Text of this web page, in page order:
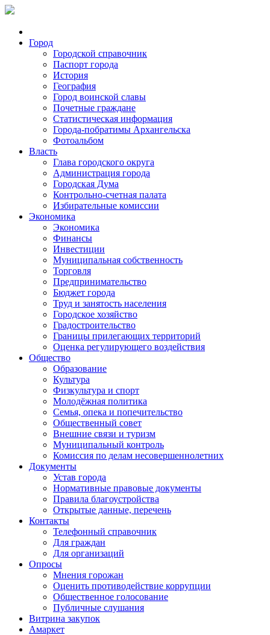
Город
Городской справочник
Паспорт города
История
География
Город воинской славы
Почетные граждане
Статистическая информация
Города-побратимы Архангельска
Фотоальбом
Власть
Глава городского округа
Администрация города
Городская Дума
Контрольно-счетная палата
Избирательные комиссии
Экономика
Экономика
Финансы
Инвестиции
Муниципальная собственность
Торговля
Предпринимательство
Бюджет города
Труд и занятость населения
Городское хозяйство
Градостроительство
Границы прилегающих территорий
Оценка регулирующего воздействия
Общество
Образование
Культура
Физкультура и спорт
Молодёжная политика
Семья, опека и попечительство
Общественный совет
Внешние связи и туризм
Муниципальный контроль
Комиссия по делам несовершеннолетних
Документы
Устав города
Нормативные правовые документы
Правила благоустройства
Открытые данные, перечень
Контакты
Телефонный справочник
Для граждан
Для организаций
Опросы
Мнения горожан
Оценить противодействие коррупции
Общественное голосование
Публичные слушания
Витрина закупок
Амаркет